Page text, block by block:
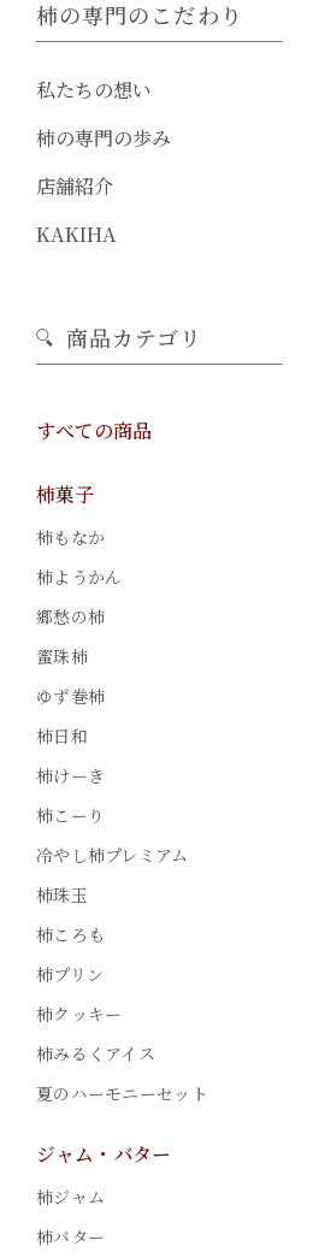
柿の専門のこだわり
私たちの想い
柿の専門の歩み
店舗紹介
KAKIHA
商品カテゴリ
すべての商品
柿菓子
柿もなか
柿ようかん
郷愁の柿
蜜珠柿
ゆず巻柿
柿日和
柿けーき
柿こーり
冷やし柿プレミアム
柿珠玉
柿ころも
柿プリン
柿クッキー
柿みるくアイス
夏のハーモニーセット
ジャム・バター
柿ジャム
柿バター